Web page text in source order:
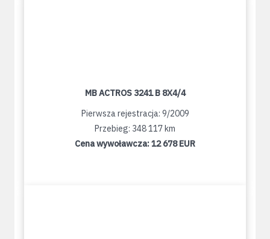
MB ACTROS 3241 B 8X4/4
Pierwsza rejestracja: 9/2009
Przebieg: 348 117 km
Cena wywoławcza:12 678 EUR